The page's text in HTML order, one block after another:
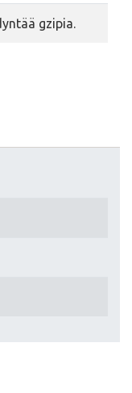
gzipia.